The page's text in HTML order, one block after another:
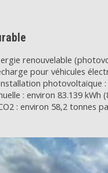
renouvelable
pour véhicules
photovoltaïque
: environ 83.139 kWh
: environ 58,2 tonnes